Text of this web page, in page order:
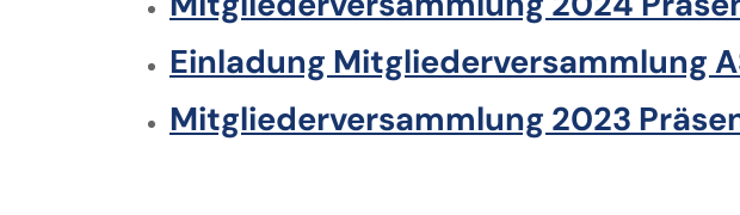
Einladung Mitgliederversammlung
Mitgliederversammlung 2023